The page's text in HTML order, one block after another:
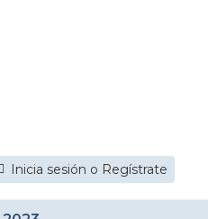
Inicia sesión o Regístrate